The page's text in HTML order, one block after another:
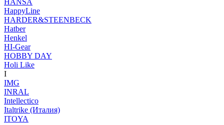
HANSA
HappyLine
HARDER&STEENBECK
Hatber
Henkel
HI-Gear
HOBBY DAY
Holi Like
I
IMG
INRAL
Intellectico
Italtrike (Италия)
ITOYA